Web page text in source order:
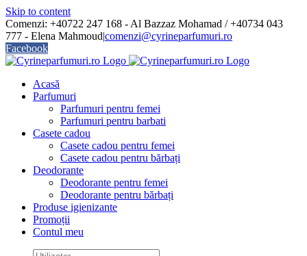
Skip to content
Comenzi: +40722 247 168 - Al Bazzaz Mohamad / +40734 043
777 - Elena Mahmoud|comenzi@cyrineparfumuri.ro
Facebook
Acasă
Parfumuri
Parfumuri pentru femei
Parfumuri pentru barbati
Casete cadou
Casete cadou pentru femei
Casete cadou pentru bărbați
Deodorante
Deodorante pentru femei
Deodorante pentru bărbați
Produse igienizante
Promoții
Contul meu